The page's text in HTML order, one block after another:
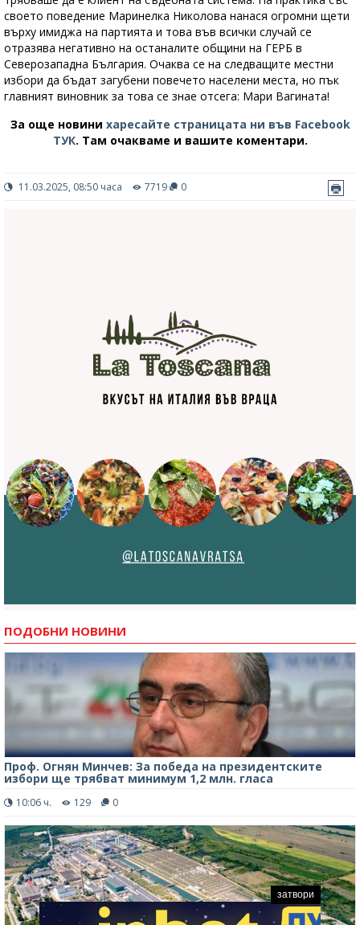
своето поведение Маринелка Николова нанася огромни щети
върху имиджа на партията и това във всички случай се
отразява негативно на останалите общини на ГЕРБ в
Северозападна България. Очаква се на следващите местни
избори да бъдат загубени повечето населени места, но пък
главният виновник за това се знае отсега: Мари Вагината!
За още новини харесайте страницата ни във Facebook
ТУК. Там очакваме и вашите коментари.
11.03.2025, 08:50 часа 7719 0
ПОДОБНИ НОВИНИ
Проф. Огнян Минчев: За победа на президентските
избори ще трябват минимум 1,2 млн. гласа
10:06 ч. 129 0
затвори